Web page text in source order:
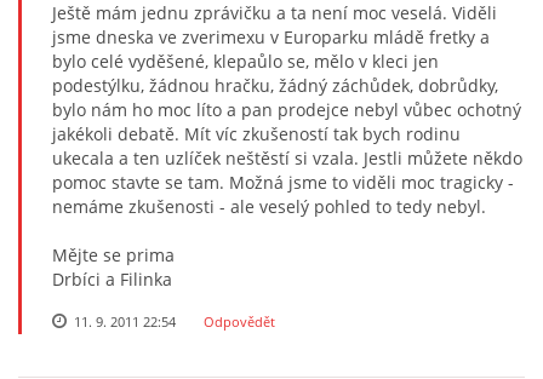
Ještě mám jednu zprávičku a ta není moc veselá. Viděli
jsme dneska ve zverimexu v Europarku mládě fretky a
bylo celé vyděšené, klepaůlo se, mělo v kleci jen
podestýlku, žádnou hračku, žádný záchůdek, dobrůdky,
bylo nám ho moc líto a pan prodejce nebyl vůbec ochotný
jakékoli debatě. Mít víc zkušeností tak bych rodinu
ukecala a ten uzlíček neštěstí si vzala. Jestli můžete někdo
pomoc stavte se tam. Možná jsme to viděli moc tragicky -
nemáme zkušenosti - ale veselý pohled to tedy nebyl.
Mějte se prima
Drbíci a Filinka
11. 9. 2011 22:54 Odpovědět